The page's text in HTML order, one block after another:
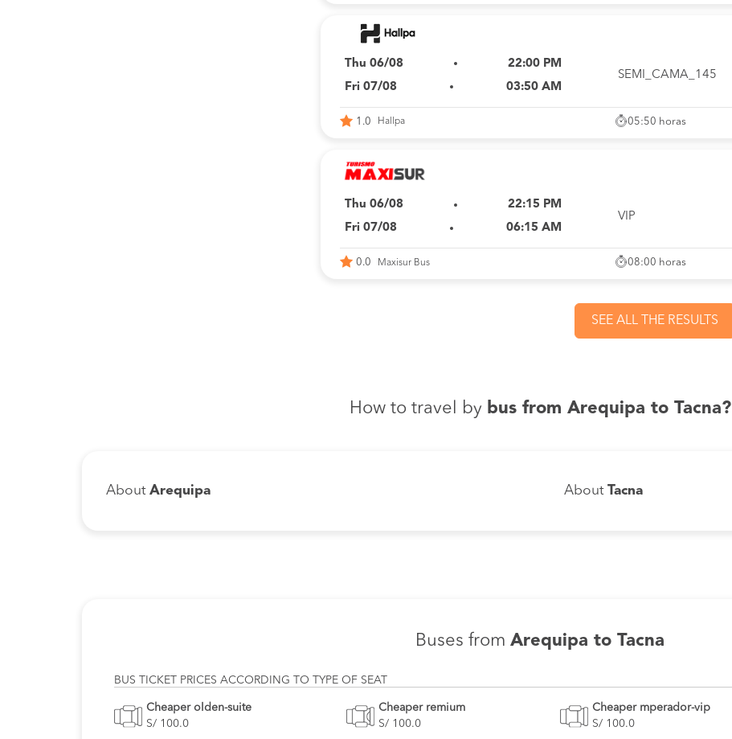
Thu 06/08
22:00 PM
Fri 07/08
03:50 AM
SEMI_CAMA_145
1.0 Hallpa 05:50 horas
Thu 06/08
22:15 PM
Fri 07/08
06:15 AM
VIP
0.0 Maxisur Bus 08:00 horas
SEE ALL THE RESULTS
How to travel by bus from Arequipa to Tacna?
About Arequipa About Tacna
Buses from Arequipa to Tacna
BUS TICKET PRICES ACCORDING TO TYPE OF SEAT
Cheaper olden-suite
S/ 100.0
Cheaper remium
S/ 100.0
Cheaper mperador-vip
S/ 100.0